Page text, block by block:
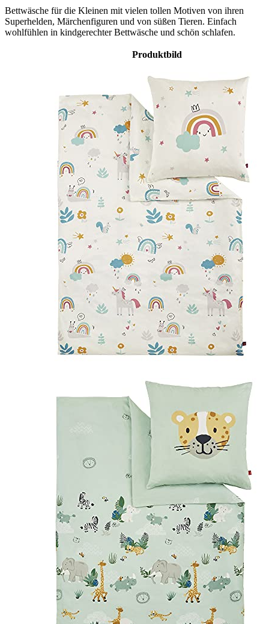
Bettwäsche für die Kleinen mit vielen tollen Motiven von ihren
Superhelden, Märchenfiguren und von süßen Tieren. Einfach
wohlfühlen in kindgerechter Bettwäsche und schön schlafen.
Produktbild